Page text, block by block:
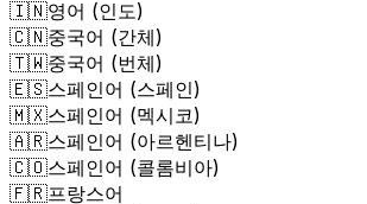
🇮🇳영어 (인도)
🇨🇳중국어 (간체)
🇹🇼중국어 (번체)
🇪🇸스페인어 (스페인)
🇲🇽스페인어 (멕시코)
🇦🇷스페인어 (아르헨티나)
🇨🇴스페인어 (콜롬비아)
🇫🇷프랑스어